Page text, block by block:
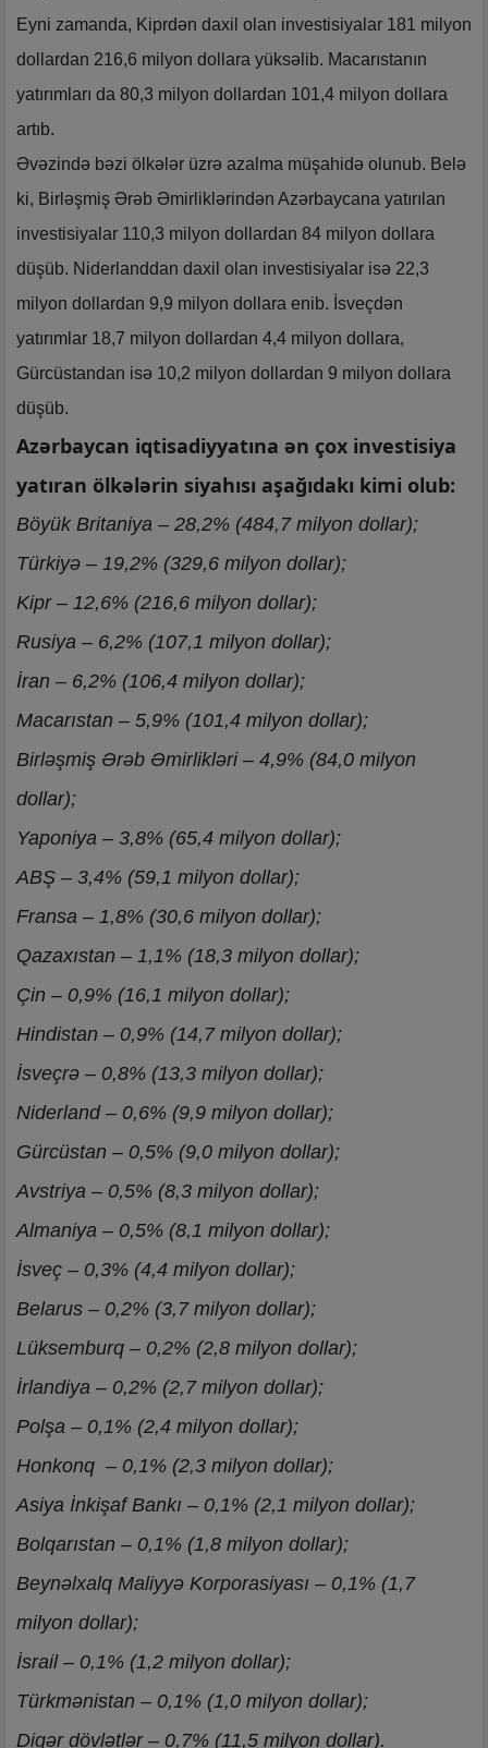
Eyni zamanda, Kiprdən daxil olan investisiyalar 181 milyon
dollardan 216,6 milyon dollara yüksəlib. Macarıstanın
yatırımları da 80,3 milyon dollardan 101,4 milyon dollara
artıb.
Əvəzində bəzi ölkələr üzrə azalma müşahidə olunub. Belə
ki, Birləşmiş Ərəb Əmirliklərindən Azərbaycana yatırılan
investisiyalar 110,3 milyon dollardan 84 milyon dollara
düşüb. Niderlanddan daxil olan investisiyalar isə 22,3
milyon dollardan 9,9 milyon dollara enib. İsveçdən
yatırımlar 18,7 milyon dollardan 4,4 milyon dollara,
Gürcüstandan isə 10,2 milyon dollardan 9 milyon dollara
düşüb.
Azərbaycan iqtisadiyyatına ən çox investisiya
yatıran ölkələrin siyahısı aşağıdakı kimi olub:
Böyük Britaniya – 28,2% (484,7 milyon dollar);
Türkiyə – 19,2% (329,6 milyon dollar);
Kipr – 12,6% (216,6 milyon dollar);
Rusiya – 6,2% (107,1 milyon dollar);
İran – 6,2% (106,4 milyon dollar);
Macarıstan – 5,9% (101,4 milyon dollar);
Birləşmiş Ərəb Əmirlikləri – 4,9% (84,0 milyon
dollar);
Yaponiya – 3,8% (65,4 milyon dollar);
ABŞ – 3,4% (59,1 milyon dollar);
Fransa – 1,8% (30,6 milyon dollar);
Qazaxıstan – 1,1% (18,3 milyon dollar);
Çin – 0,9% (16,1 milyon dollar);
Hindistan – 0,9% (14,7 milyon dollar);
İsveçrə – 0,8% (13,3 milyon dollar);
Niderland – 0,6% (9,9 milyon dollar);
Gürcüstan – 0,5% (9,0 milyon dollar);
Avstriya – 0,5% (8,3 milyon dollar);
Almaniya – 0,5% (8,1 milyon dollar);
İsveç – 0,3% (4,4 milyon dollar);
Belarus – 0,2% (3,7 milyon dollar);
Lüksemburq – 0,2% (2,8 milyon dollar);
İrlandiya – 0,2% (2,7 milyon dollar);
Polşa – 0,1% (2,4 milyon dollar);
Honkonq – 0,1% (2,3 milyon dollar);
Asiya İnkişaf Bankı – 0,1% (2,1 milyon dollar);
Bolqarıstan – 0,1% (1,8 milyon dollar);
Beynəlxalq Maliyyə Korporasiyası – 0,1% (1,7
milyon dollar);
İsrail – 0,1% (1,2 milyon dollar);
Türkmənistan – 0,1% (1,0 milyon dollar);
Digər dövlətlər – 0,7% (11,5 milyon dollar).